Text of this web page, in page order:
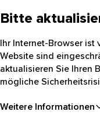
Bitte
Ihr Internet-Browser ist
Website sind
aktualisieren Sie Ihren
mögliche
Weitere Informationen